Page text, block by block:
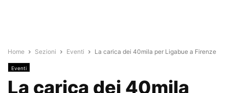
Home Sezioni Eventi La carica dei 40mila per Ligabue a Firenze
Eventi
La carica dei 40mila